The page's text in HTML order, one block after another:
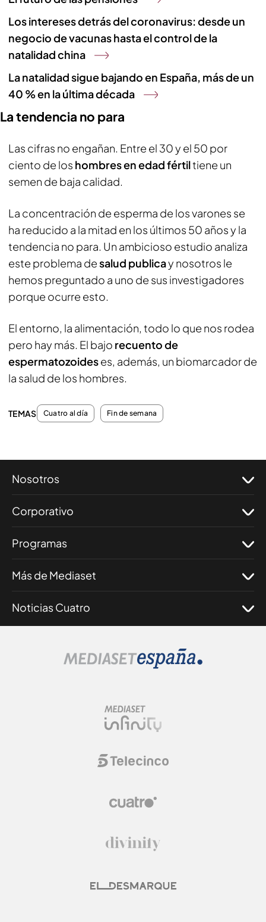
Los intereses detrás del coronavirus: desde un
negocio de vacunas hasta el control de la
natalidad china
La natalidad sigue bajando en España, más de un
40 % en la última década
La tendencia no para
Las cifras no engañan. Entre el 30 y el 50 por
ciento de los hombres en edad fértiltiene un
semen de baja calidad.
La concentración de esperma de los varones se
ha reducido a la mitad en los últimos 50 años y la
tendencia no para. Un ambicioso estudio analiza
este problema desalud publicay nosotros le
hemos preguntado a uno de sus investigadores
porque ocurre esto.
El entorno, la alimentación, todo lo que nos rodea
pero hay más. El bajo recuento de
espermatozoideses, además, un biomarcador de
la salud de los hombres.
TEMAS Cuatro al día Fin de semana
Nosotros
Corporativo
Programas
Más de Mediaset
Noticias Cuatro